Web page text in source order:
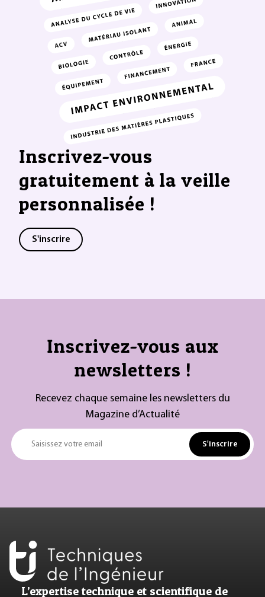
Inscrivez-vous
gratuitement à la veille
personnalisée !
S'inscrire
Inscrivez-vous aux
newsletters !
Recevez chaque semaine les newsletters du
Magazine d’Actualité
Saisissez votre email S'inscrire
L’expertise technique et scientifique de